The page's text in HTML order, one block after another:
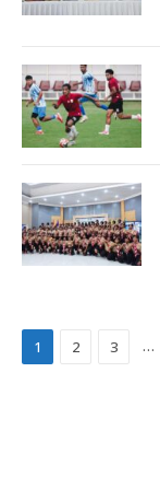
1 2 3 …